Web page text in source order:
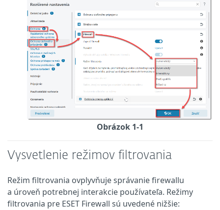
Obrázok 1-1
Vysvetlenie režimov filtrovania
Režim filtrovania ovplyvňuje správanie firewallu
a úroveň potrebnej interakcie používateľa. Režimy
filtrovania pre ESET Firewall sú uvedené nižšie: